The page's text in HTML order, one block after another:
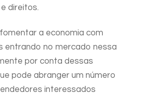
direitos.
a economia com
entrando no mercado nessa
por conta dessas
pode abranger um número
interessados